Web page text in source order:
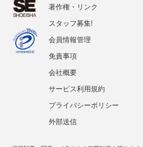
著作権・リンク
スタッフ募集!
会員情報管理
免責事項
会社概要
サービス利用規約
プライバシーポリシー
外部送信